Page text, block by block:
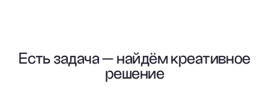
Есть задача — найдём креативное
решение